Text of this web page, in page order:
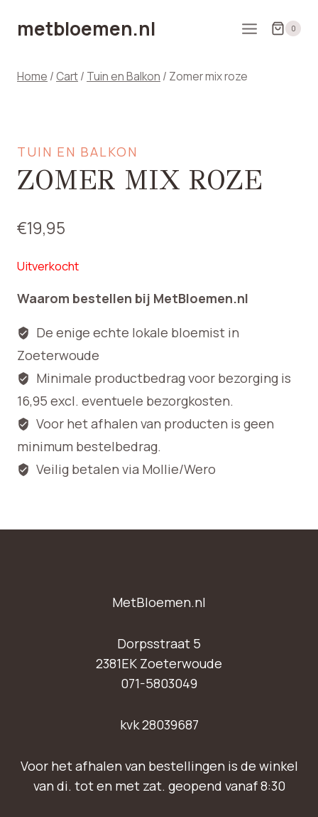
naarmetbloemen.nl 0
Home / Cart/ Tuin en Balkon / Zomer mix roze
TUIN EN BALKON
ZOMER MIX ROZE
€19,95
Uitverkocht
Waarom bestellen bij MetBloemen.nl
De enige echte lokale bloemist in
Zoeterwoude
Minimale productbedrag voor bezorging is
16,95 excl. eventuele bezorgkosten.
Voor het afhalen van producten is geen
minimum bestelbedrag.
Veilig betalen via Mollie/Wero
MetBloemen.nl
Dorpsstraat 5
2381EK Zoeterwoude
071-5803049
kvk 28039687
Voor het afhalen van bestellingen is de winkel
van di. tot en met zat. geopend vanaf 8:30